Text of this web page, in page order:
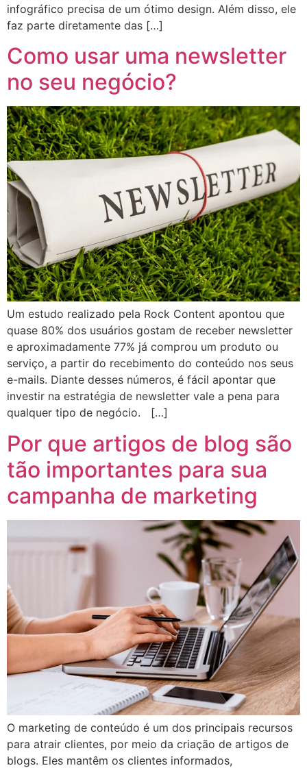
infográfico precisa de um ótimo design. Além disso, ele
faz parte diretamente das […]
Como usar uma newsletter
no seu negócio?
Um estudo realizado pela Rock Content apontou que
quase 80% dos usuários gostam de receber newsletter
e aproximadamente 77% já comprou um produto ou
serviço, a partir do recebimento do conteúdo nos seus
e-mails. Diante desses números, é fácil apontar que
investir na estratégia de newsletter vale a pena para
qualquer tipo de negócio. […]
Por que artigos de blog são
tão importantes para sua
campanha de marketing
O marketing de conteúdo é um dos principais recursos
para atrair clientes, por meio da criação de artigos de
blogs. Eles mantêm os clientes informados,